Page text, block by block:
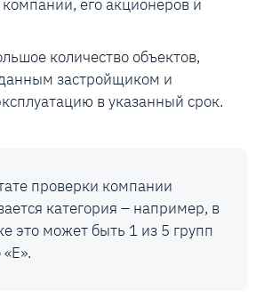
его акционеров и
количество объектов,
застройщиком и
в указанный срок.
проверки компании
категория – например, в
это может быть 1 из 5 групп